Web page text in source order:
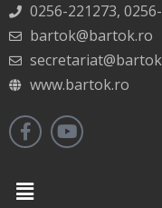
0256-221273,
bartok@bartok.ro
www.bartok.ro
Menu